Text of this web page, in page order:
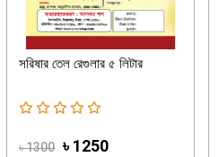
সরিষার তেল রেগুলার ৫ লিটার
৳ 1300 ৳ 1250